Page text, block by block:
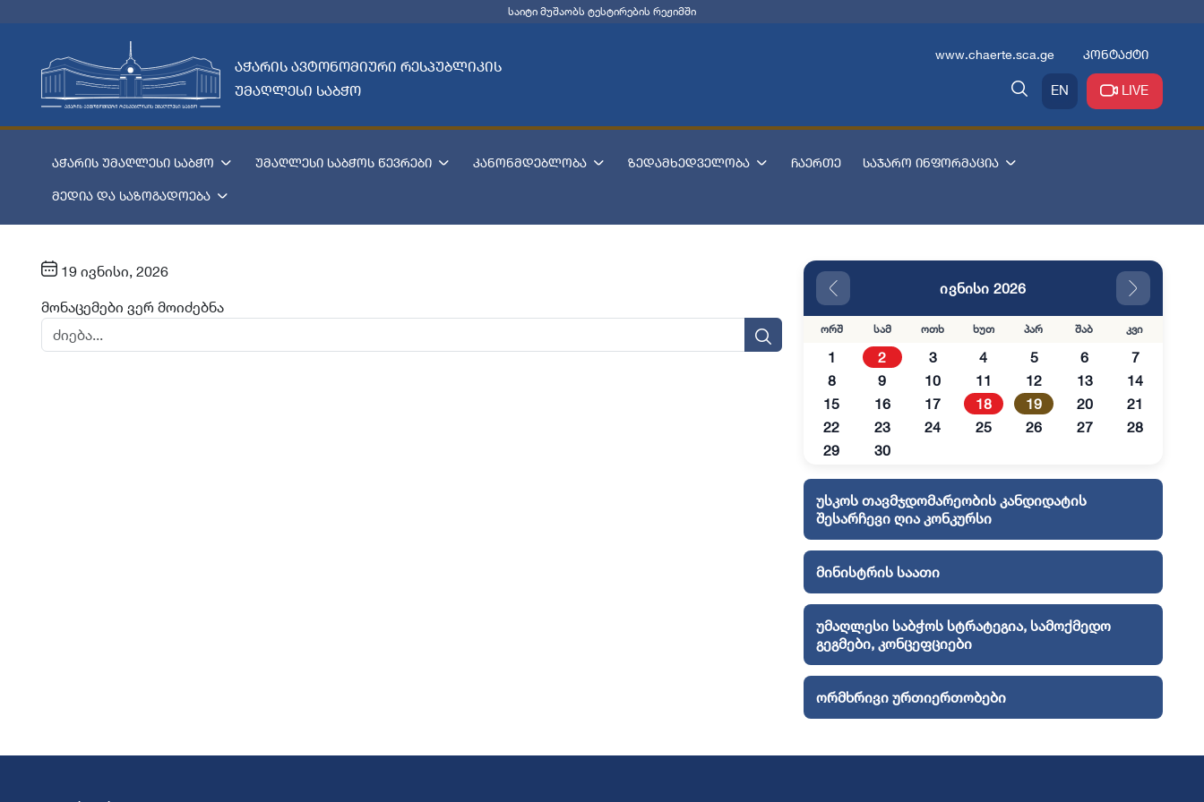
საიტი მუშაობს ტესტირების რეჟიმში
აჭარის ავტონომიური რესპუბლიკის
უმაღლესი საბჭო
www.chaerte.sca.ge კონტაქტი
EN LIVE
აჭარის უმაღლესი საბჭო უმაღლესი საბჭოს წევრები კანონმდებლობა ზედამხედველობა ჩაერთე საჯარო ინფორმაცია
მედია და საზოგადოება
19 ივნისი, 2026
მონაცემები ვერ მოიძებნა
ივნისი 2026
ორშ სამ ოთხ ხუთ პარ შაბ კვი
1 2 3 4 5 6
7
8
9 10 11 12 13
14
15
16 17 18 19 20
21
22
23 24 25 26 27
28
29
30
უსკოს თავმჯდომარეობის კანდიდატის
შესარჩევი ღია კონკურსი
მინისტრის საათი
უმაღლესი საბჭოს სტრატეგია, სამოქმედო
გეგმები, კონცეფციები
ორმხრივი ურთიერთობები